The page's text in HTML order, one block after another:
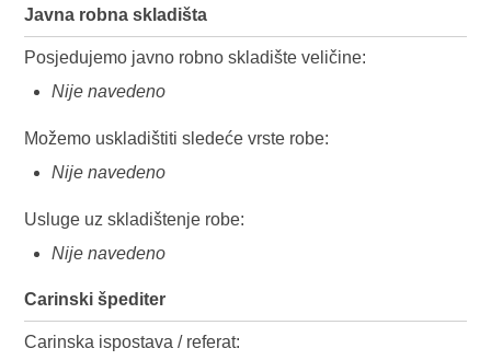
Javna robna skladišta
Posjedujemo javno robno skladište veličine:
Nije navedeno
Možemo uskladištiti sledeće vrste robe:
Nije navedeno
Usluge uz skladištenje robe:
Nije navedeno
Carinski špediter
Carinska ispostava / referat: